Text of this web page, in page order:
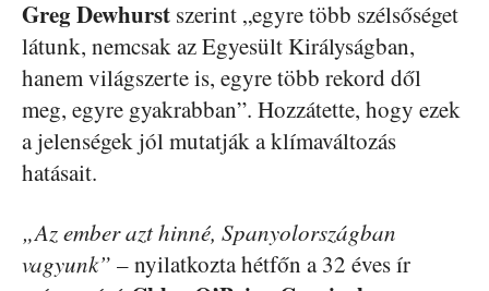
GregDewhurst szerint „egyre több szélsőséget
látunk, nemcsak az Egyesült Királyságban,
hanem világszerte is, egyre több rekord dől
meg, egyre gyakrabban”. Hozzátette, hogy ezek
a jelenségek jól mutatják a klímaváltozás
hatásait.
„Az ember azt hinné, Spanyolországban
vagyunk” – nyilatkozta hétfőn a 32 éves ír